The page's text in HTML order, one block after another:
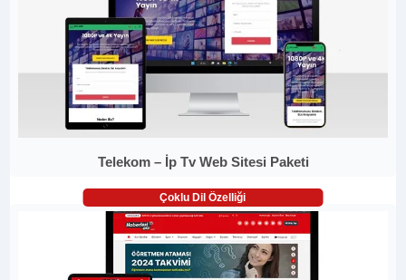
Telekom – İp Tv Web Sitesi Paketi
Çoklu Dil Özelliği